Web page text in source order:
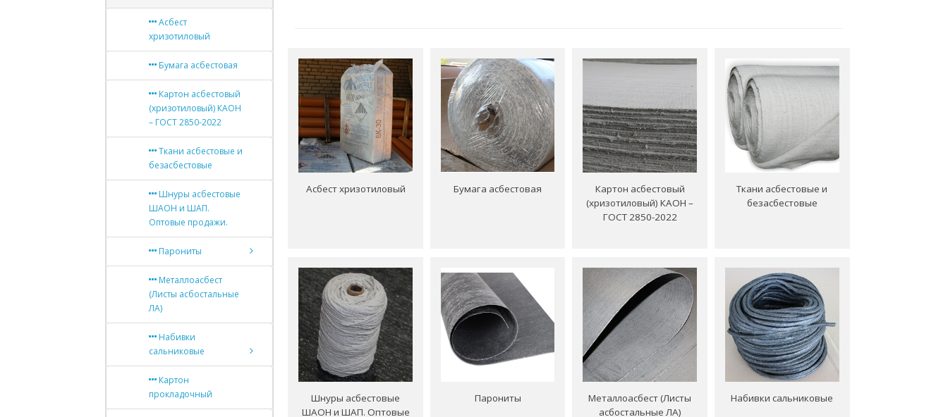
Асбест
хризотиловый
Бумага асбестовая
Картон асбестовый
(хризотиловый) КАОН
– ГОСТ 2850-2022
Ткани асбестовые и
безасбестовые
Шнуры асбестовые
ШАОН и ШАП.
Оптовые продажи.
Парониты
Металлоасбест
(Листы асбостальные
ЛА)
Набивки
сальниковые
Картон
прокладочный
Асбест хризотиловый Бумага асбестовая
Картон асбестовый
(хризотиловый) КАОН –
ГОСТ 2850-2022
Ткани асбестовые и
безасбестовые
Шнуры асбестовые
ШАОН и ШАП. Оптовые
Парониты
Металлоасбест (Листы
асбостальные ЛА)
Набивки сальниковые